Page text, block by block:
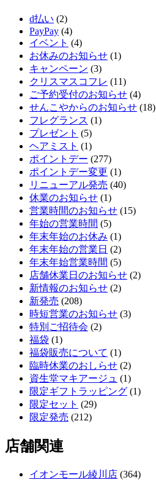
d払い (2)
PayPay (4)
イベント (4)
お休みのお知らせ (1)
キャンペーン (3)
クリスマスコフレ (11)
ご予約受付のお知らせ (4)
せんこやからのお知らせ (18)
フレグランス (1)
プレゼント (5)
ヘアミスト (1)
ポイントデー (277)
ポイントデー変更 (1)
リニューアル発売 (40)
休業のお知らせ (1)
営業時間のお知らせ (15)
年始の営業時間 (5)
年末年始のお休み (1)
年末年始の営業日 (2)
年末年始営業時間 (5)
店舗休業日のお知らせ (2)
新情報のお知らせ (2)
新発売 (208)
時短営業のお知らせ (3)
特別ご招待会 (2)
福袋 (1)
福袋販売について (1)
臨時休業のおしらせ (2)
資生堂マキアージュ (1)
限定ギフトラッピング (1)
限定セット (29)
限定発売 (212)
店舗関連
イオンモール綾川店 (364)